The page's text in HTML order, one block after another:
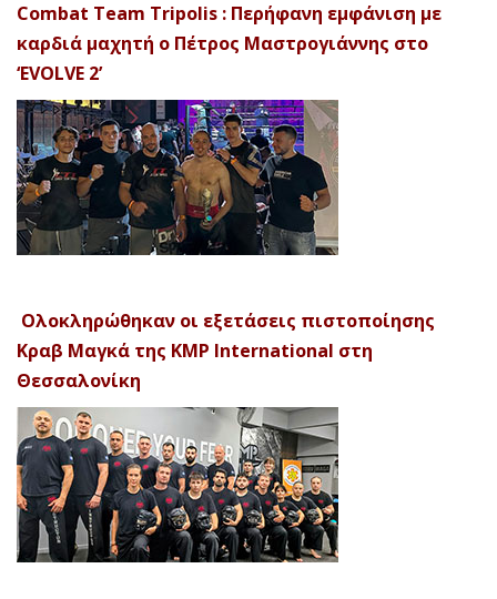
Combat Team Tripolis : Περήφανη εμφάνιση με
καρδιά μαχητή ο Πέτρος Μαστρογιάννης στο
‘EVOLVE 2’
Ολοκληρώθηκαν οι εξετάσεις πιστοποίησης
Κραβ Μαγκά της KMP International στη
Θεσσαλονίκη